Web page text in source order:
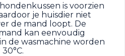
is voorzien
je huisdier niet
de mand loopt. De
kan eenvoudig
de wasmachine worden